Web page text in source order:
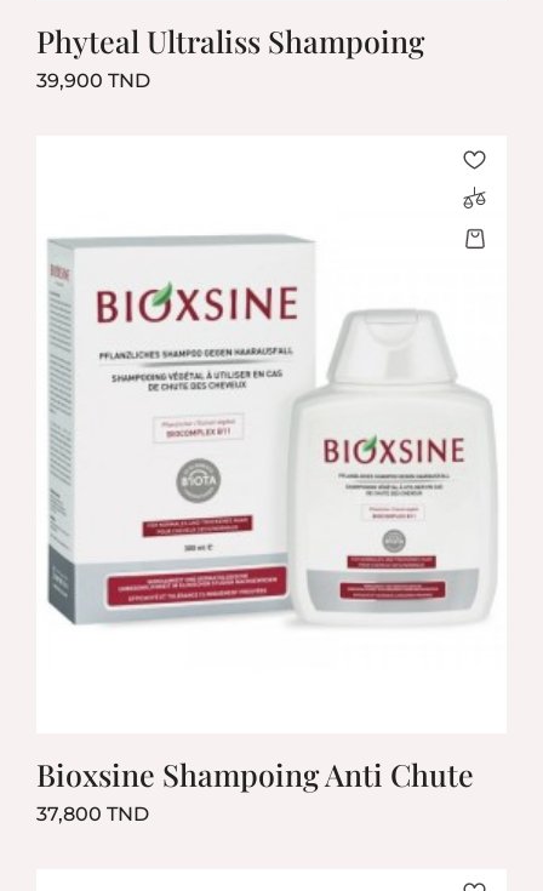
Phyteal Ultraliss Shampoing
39,900 TNDPrix
Bioxsine Shampoing Anti Chute
37,800 TNDPrix